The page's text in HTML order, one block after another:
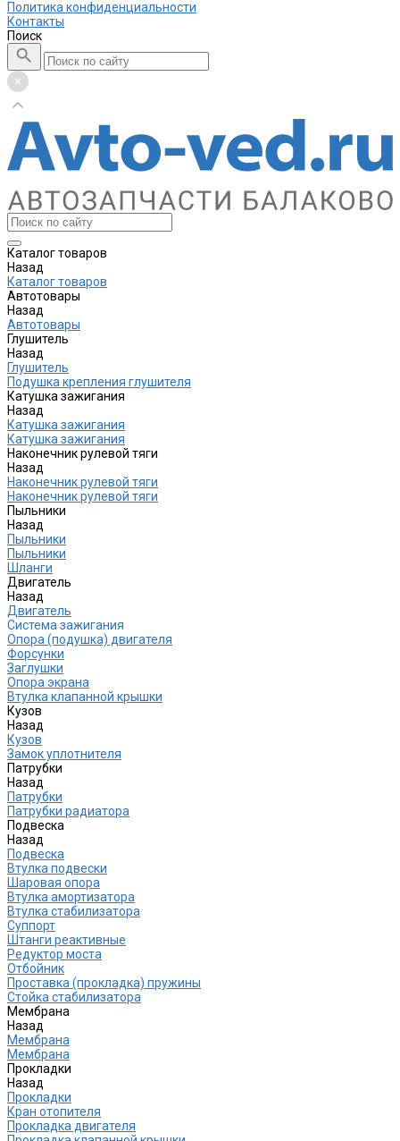
Политика конфиденциальности
Контакты
Поиск
Каталог товаров
Назад
Каталог товаров
Автотовары
Назад
Автотовары
Глушитель
Назад
Глушитель
Подушка крепления глушителя
Катушка зажигания
Назад
Катушка зажигания
Катушка зажигания
Наконечник рулевой тяги
Назад
Наконечник рулевой тяги
Наконечник рулевой тяги
Пыльники
Назад
Пыльники
Пыльники
Шланги
Двигатель
Назад
Двигатель
Система зажигания
Опора (подушка) двигателя
Форсунки
Заглушки
Опора экрана
Втулка клапанной крышки
Кузов
Назад
Кузов
Замок уплотнителя
Патрубки
Назад
Патрубки
Патрубки радиатора
Подвеска
Назад
Подвеска
Втулка подвески
Шаровая опора
Втулка амортизатора
Втулка стабилизатора
Cуппорт
Штанги реактивные
Редуктор моста
Отбойник
Проставка (прокладка) пружины
Стойка стабилизатора
Мембрана
Назад
Мембрана
Мембрана
Прокладки
Назад
Прокладки
Кран отопителя
Прокладка двигателя